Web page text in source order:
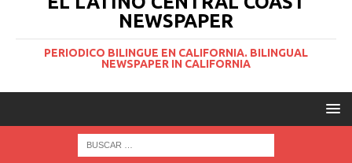
NEWSPAPER
PERIODICO BILINGUE EN CALIFORNIA. BILINGUAL
NEWSPAPER IN CALIFORNIA